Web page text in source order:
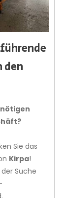
den
Sie das
Kirpa!
Suche